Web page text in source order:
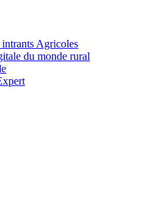
Agricoles
du monde rural